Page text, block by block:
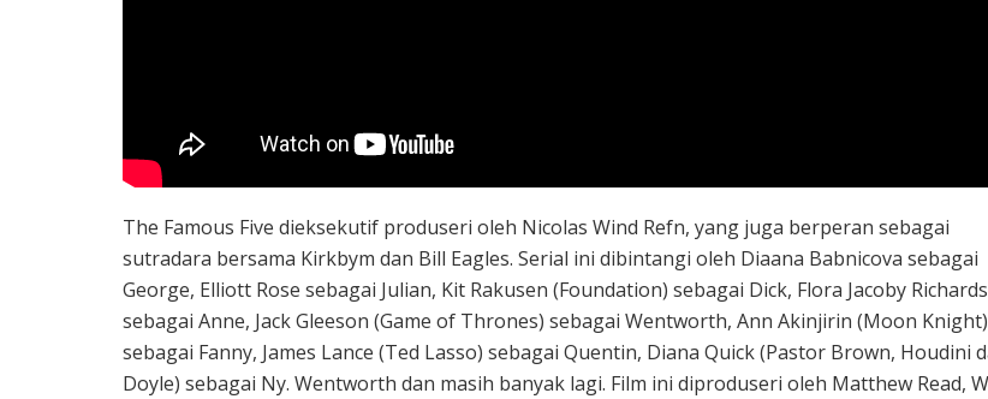
The Famous Five dieksekutif produseri oleh Nicolas Wind Refn, yang juga berperan sebagai
sutradara bersama Kirkbym dan Bill Eagles. Serial ini dibintangi oleh Diaana Babnicova sebagai
George, Elliott Rose sebagai Julian, Kit Rakusen (Foundation) sebagai Dick, Flora Jacoby
sebagai Anne, Jack Gleeson (Game of Thrones) sebagai Wentworth, Ann Akinjirin (Moon Knight)
sebagai Fanny, James Lance (Ted Lasso) sebagai Quentin, Diana Quick (Pastor Brown, Houdini
Doyle) sebagai Ny. Wentworth dan masih banyak lagi. Film ini diproduseri oleh Matthew Read,